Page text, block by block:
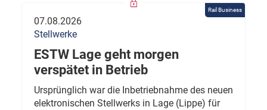
Rail Business
07.08.2026
Stellwerke
ESTW Lage geht morgen
verspätet in Betrieb
Ursprünglich war die Inbetriebnahme des neuen
elektronischen Stellwerks in Lage (Lippe) für